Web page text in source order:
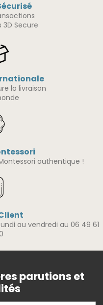
3D Secure
la livraison
authentique !
au vendredi au 06 49 61
parutions et